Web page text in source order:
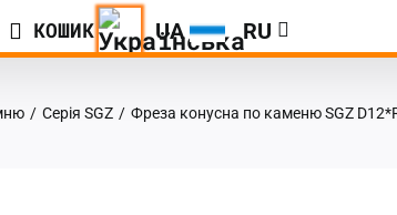
КОШИК
/ Серія SGZ / Фреза конусна по каменю SGZ